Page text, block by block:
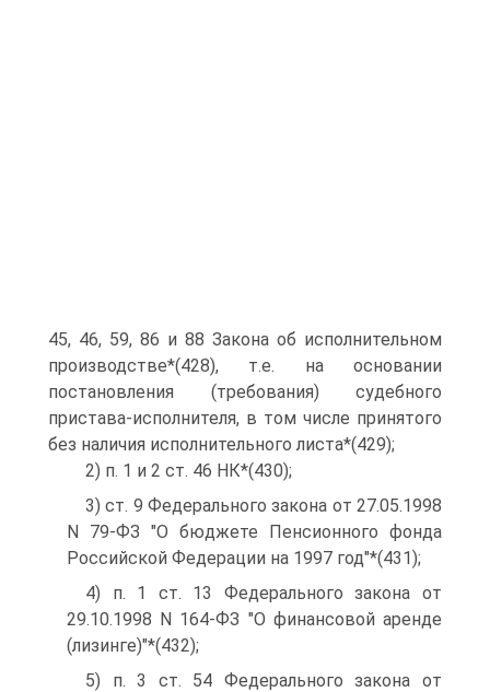
45, 46, 59, 86 и 88 Закона об исполнительном
производстве*(428), т.е. на основании
постановления (требования) судебного
пристава-исполнителя, в том числе принятого
без наличия исполнительного листа*(429);
2) п. 1 и 2 ст. 46 НК*(430);
3) ст. 9 Федерального закона от 27.05.1998
N 79-ФЗ "О бюджете Пенсионного фонда
Российской Федерации на 1997 год"*(431);
4) п. 1 ст. 13 Федерального закона от
29.10.1998 N 164-ФЗ "О финансовой аренде
(лизинге)"*(432);
5) п. 3 ст. 54 Федерального закона от